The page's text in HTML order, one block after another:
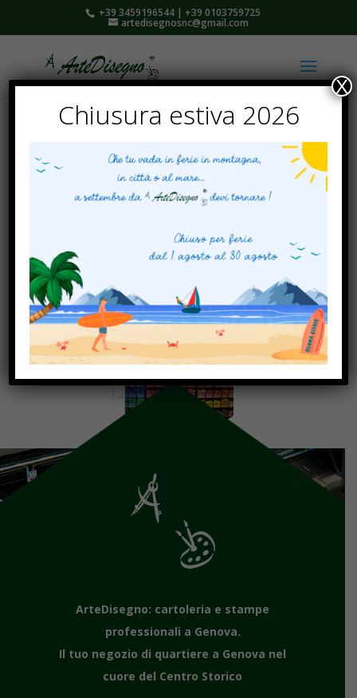
+39 3459196544 | +39 0103759725
artedisegnosnc@gmail.com
ArteDisegno nasce come cartoleria, copisteria, stamperia
e negozio di modellismo sito nel centro storico di Genova.
Siamo a Vostra disposizione per aiutarvi al meglio a
scegliere i prodotti più adatti alle Vostre esigenze.
ArteDisegno: cartoleria e stampe
professionali a Genova.
Il tuo negozio di quartiere a Genova nel
cuore del Centro Storico
Chiusura estiva 2026
X